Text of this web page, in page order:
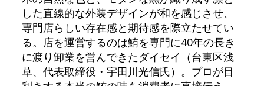
した直線的な外装デザインが和を感じさせ、
専門店らしい存在感と期待感を際立たせてい
る。店を運営するのは鮪を専門に40年の長き
に渡り卸業を営んできたダイセイ（台東区浅
草、代表取締役・宇田川光信氏）。プロが目